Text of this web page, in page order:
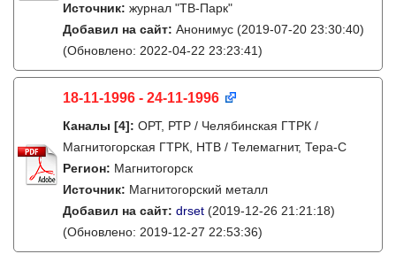
Источник: журнал "ТВ-Парк"
Добавил на сайт: Анонимус (2019-07-20 23:30:40)
(Обновлено: 2022-04-22 23:23:41)
18-11-1996 - 24-11-1996
Каналы [4]: ОРТ, РТР / Челябинская ГТРК /
Магнитогорская ГТРК, НТВ / Телемагнит, Тера-С
Регион: Магнитогорск
Источник: Магнитогорский металл
Добавил на сайт: drset (2019-12-26 21:21:18)
(Обновлено: 2019-12-27 22:53:36)